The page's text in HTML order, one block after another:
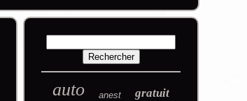
auto anest gratuit